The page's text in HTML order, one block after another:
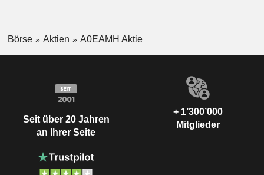
Börse Aktien A0EAMH Aktie
Seit über 20 Jahren
an Ihrer Seite
+ 1’300’000
Mitglieder